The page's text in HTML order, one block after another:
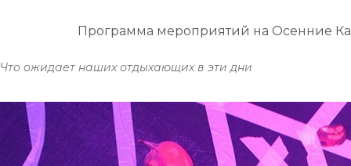
Программа мероприятий на Осенние
Что ожидает наших отдыхающих в эти дни